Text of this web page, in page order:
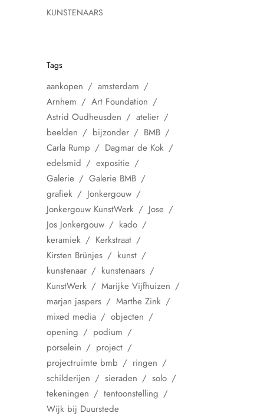
KUNSTENAARS
Tags
aankopen
amsterdam
Arnhem
Art Foundation
Astrid Oudheusden
atelier
beelden
bijzonder
BMB
Carla Rump
Dagmar de Kok
edelsmid
expositie
Galerie
Galerie BMB
grafiek
Jonkergouw
Jonkergouw KunstWerk
Jose
Jos Jonkergouw
kado
keramiek
Kerkstraat
Kirsten Brünjes
kunst
kunstenaar
kunstenaars
KunstWerk
Marijke Vijfhuizen
marjan jaspers
Marthe Zink
mixed media
objecten
opening
podium
porselein
project
projectruimte bmb
ringen
schilderijen
sieraden
solo
tekeningen
tentoonstelling
Wijk bij Duurstede